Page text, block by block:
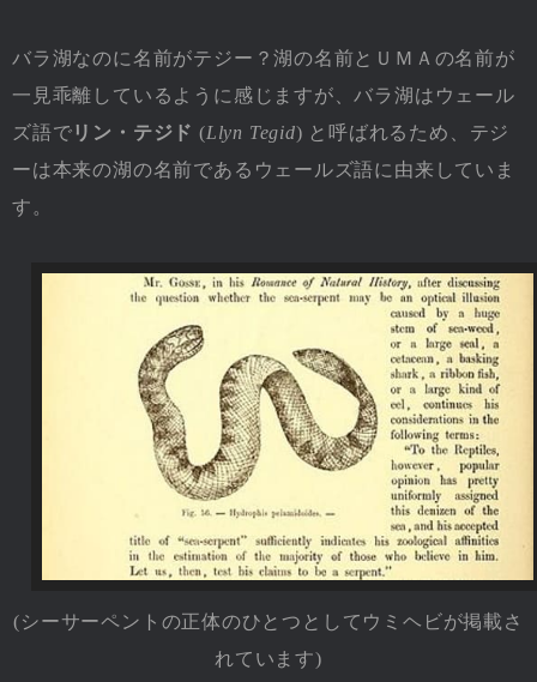
バラ湖なのに名前がテジー？湖の名前とＵＭＡの名前が
一見乖離しているように感じますが、バラ湖はウェール
ズ語でリン・テジド (Llyn Tegid) と呼ばれるため、テジ
ーは本来の湖の名前であるウェールズ語に由来していま
す。
(シーサーペントの正体のひとつとしてウミヘビが掲載さ
れています)